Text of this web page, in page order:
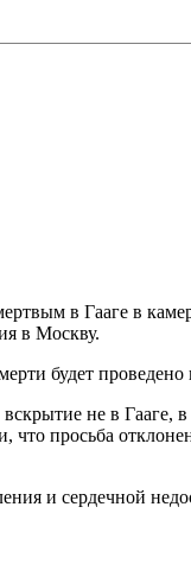
в Гааге в
в Москву.
будет
не в
просьба
и сердечной